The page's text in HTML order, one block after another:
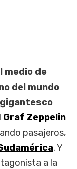
medio de
del mundo
gigantesco
Graf Zeppelin
pasajeros,
. Y
a la